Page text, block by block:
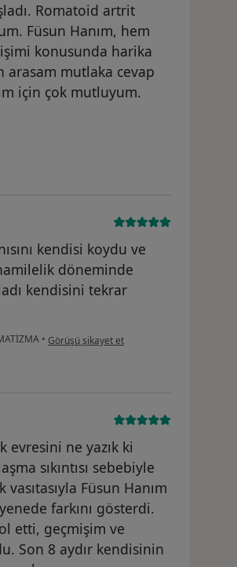
Romatoid artrit
Füsun Hanım, hem
konusunda harika
arasam mutlaka cevap
için çok mutluyum.
kendisi koydu ve
döneminde
kendisini tekrar
• kullanıcının görüşüne göre he...i
Görüşü şikayet et
evresini ne yazık ki
sıkıntısı sebebiyle
Füsun Hanım
farkını gösterdi.
etti, geçmişim ve
Son 8 aydır kendisinin